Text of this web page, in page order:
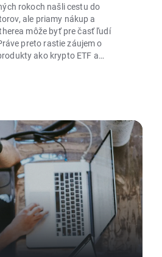
rokoch našli cestu do
ale priamy nákup a
môže byť pre časť ľudí
preto rastie záujem o
ako krypto ETF a
ako pri bežných